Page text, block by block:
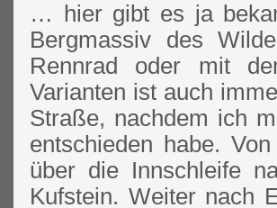
… hier gibt es ja
Bergmassiv des
Rennrad oder mit
Varianten ist auch
Straße, nachdem ich
entschieden habe.
über die Innschleife
Kufstein. Weiter nach